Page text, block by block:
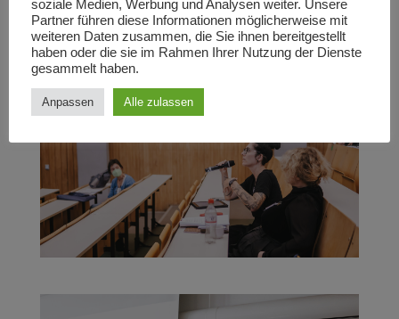
soziale Medien, Werbung und Analysen weiter. Unsere
Partner führen diese Informationen möglicherweise mit
weiteren Daten zusammen, die Sie ihnen bereitgestellt
haben oder die sie im Rahmen Ihrer Nutzung der Dienste
gesammelt haben.
Anpassen Alle zulassen